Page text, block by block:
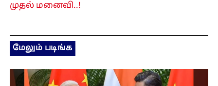
முதல் மனைவி..!
மேலும் படிங்க